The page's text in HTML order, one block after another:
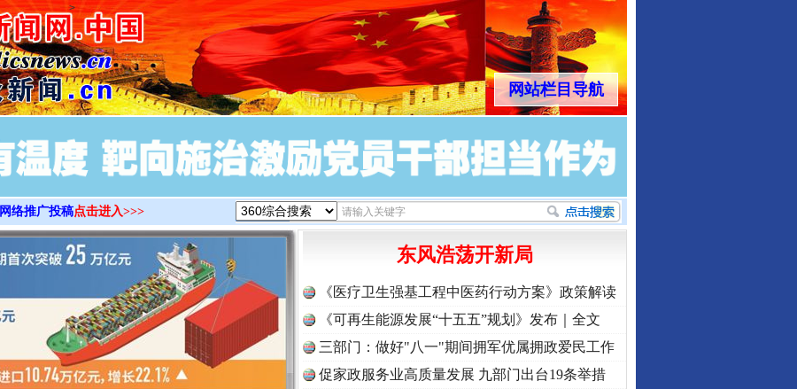
>
网站栏目导航
网络推广投稿点击进入>>>
东风浩荡开新局
《医疗卫生强基工程中医药行动方案》政策解读
《可再生能源发展“十五五”规划》发布｜全文
三部门：做好"八一"期间拥军优属拥政爱民工作
促家政服务业高质量发展 九部门出台19条举措